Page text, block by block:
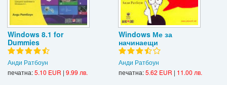
Вход
Регистрация
Windows 8.1 for
Dummies
Анди Ратбоун
печатна:5.10 EUR | 9.99 лв.
Windows Ме за
начинаещи
Анди Ратбоун
печатна:5.62 EUR | 11.00 лв.